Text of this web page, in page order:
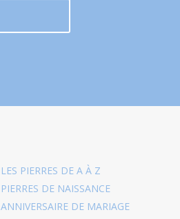
LES PIERRES DE A À Z
PIERRES DE NAISSANCE
ANNIVERSAIRE DE MARIAGE